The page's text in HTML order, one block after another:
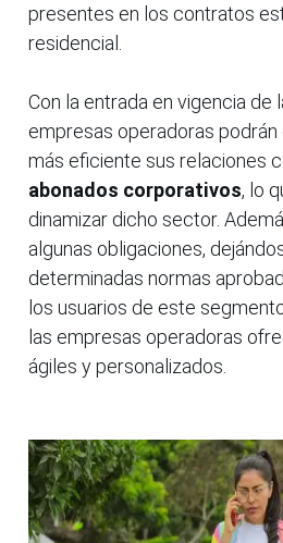
presentes en los contratos
residencial.
Con la entrada en vigencia de
empresas operadoras
más eficiente sus relaciones
abonados corporativos, lo
dinamizar dicho sector.
algunas obligaciones,
determinadas normas
los usuarios de este
las empresas operadoras
ágiles y personalizados.